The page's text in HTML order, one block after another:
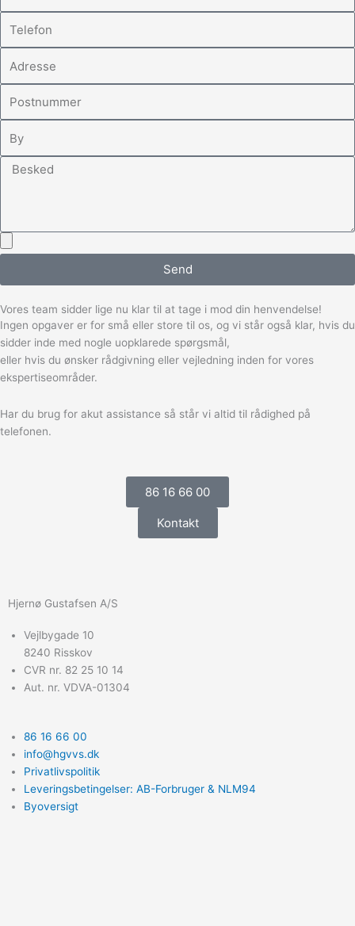
Send
Vores team sidder lige nu klar til at tage i mod din henvendelse!
Ingen opgaver er for små eller store til os, og vi står også klar, hvis du
sidder inde med nogle uopklarede spørgsmål,
eller hvis du ønsker rådgivning eller vejledning inden for vores
ekspertiseområder.
Har du brug for akut assistance så står vi altid til rådighed på
telefonen.
86 16 66 00
Kontakt
Hjernø Gustafsen A/S
Vejlbygade 10
8240 Risskov
CVR nr. 82 25 10 14
Aut. nr. VDVA-01304
86 16 66 00
info@hgvvs.dk
Privatlivspolitik
Leveringsbetingelser: AB-Forbruger & NLM94
Byoversigt